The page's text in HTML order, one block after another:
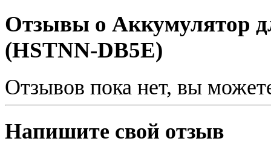
Отзывы о Аккумулятор
(HSTNN-DB5E)
Отзывов пока нет, вы
Напишите свой отзыв